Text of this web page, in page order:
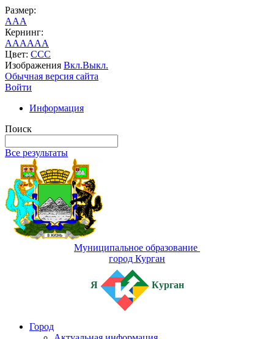
Размер:
AAA
Кернинг:
AAAAAA
Цвет: CCC
Изображения Вкл.Выкл.
Обычная версия сайта
Войти
Информация
Поиск
Все результаты
Муниципальное образование
город Курган
Я Курган
Город